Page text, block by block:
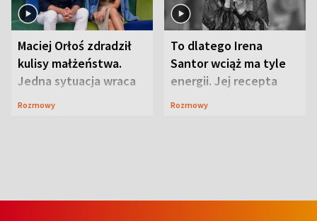
Maciej Orłoś zdradził
kulisy małżeństwa.
Jedna sytuacja wraca
jak bumerang
Rozmowy
To dlatego Irena
Santor wciąż ma tyle
energii. Jej recepta
jest zaskakująco
Rozmowy